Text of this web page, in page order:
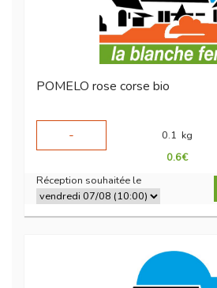
POMELO rose corse bio
-
0.1 kg
0.6€
Réception souhaitée le